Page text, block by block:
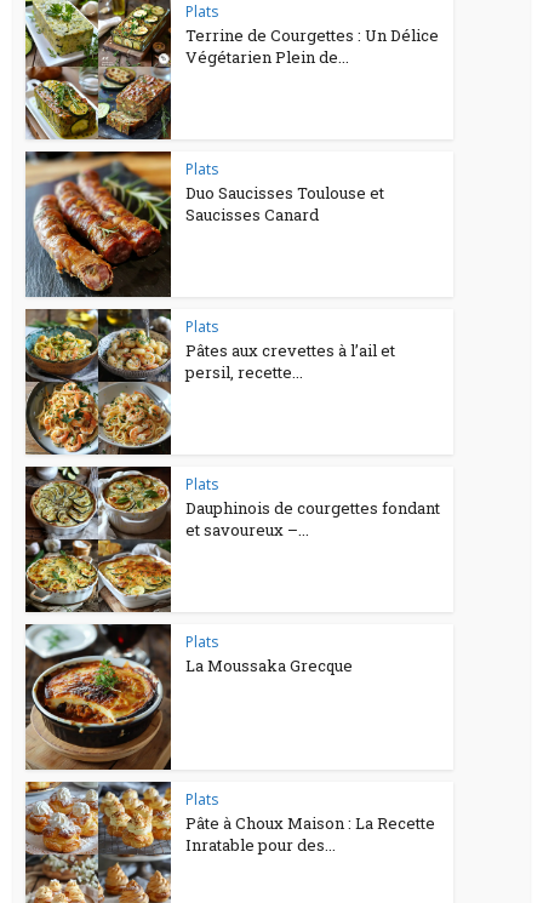
Plats
Terrine de Courgettes : Un Délice
Végétarien Plein de...
Plats
Duo Saucisses Toulouse et
Saucisses Canard
Plats
Pâtes aux crevettes à l’ail et
persil, recette...
Plats
Dauphinois de courgettes fondant
et savoureux –...
Plats
La Moussaka Grecque
Plats
Pâte à Choux Maison : La Recette
Inratable pour des...